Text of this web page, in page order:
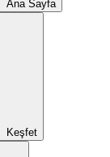
Ana Sayfa
Keşfet